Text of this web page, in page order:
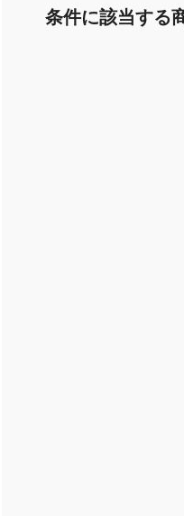
条件に該当する